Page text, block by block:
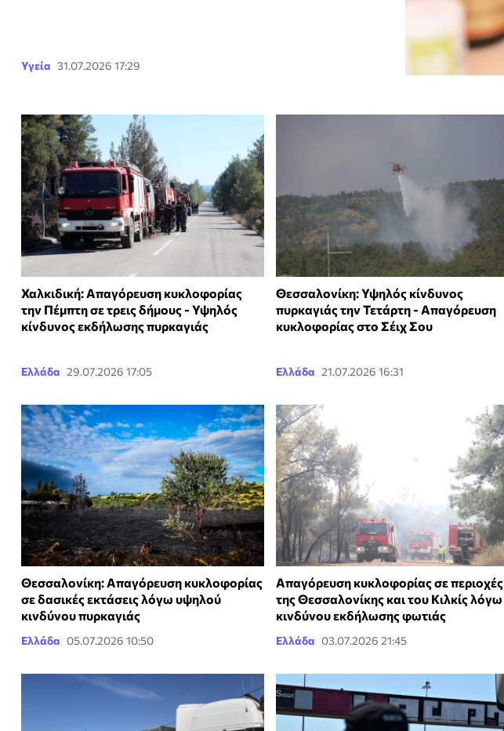
Υγεία 31.07.2026 17:29
Χαλκιδική: Απαγόρευση κυκλοφορίας
την Πέμπτη σε τρεις δήμους - Υψηλός
κίνδυνος εκδήλωσης πυρκαγιάς
Ελλάδα 29.07.2026 17:05
Θεσσαλονίκη: Υψηλός κίνδυνος
πυρκαγιάς την Τετάρτη - Απαγόρευση
κυκλοφορίας στο Σέιχ Σου
Ελλάδα 21.07.2026 16:31
Θεσσαλονίκη: Απαγόρευση κυκλοφορίας
σε δασικές εκτάσεις λόγω υψηλού
κινδύνου πυρκαγιάς
Ελλάδα 05.07.2026 10:50
Απαγόρευση κυκλοφορίας σε περιοχές
της Θεσσαλονίκης και του Κιλκίς λόγω
κινδύνου εκδήλωσης φωτιάς
Ελλάδα 03.07.2026 21:45